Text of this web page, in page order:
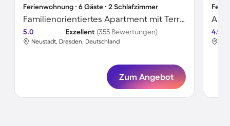
Ferienwohnung ∙ 6 Gäste ∙ 2 Schlafzimmer
Familienorientiertes Apartment mit Terrasse, Grill und Garten | Strand in der Nähe
5.0 Exzellent (355 Bewertungen)
Neustadt, Dresden, Deutschland
Zum Angebot
4.9